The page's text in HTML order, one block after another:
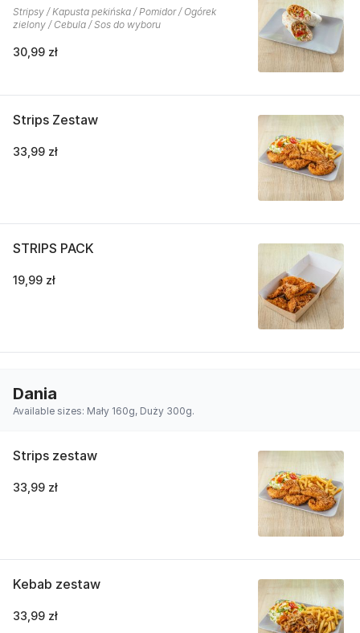
Stripsy / Kapusta pekińska / Pomidor / Ogórek
zielony / Cebula / Sos do wyboru
30,99 zł
Strips Zestaw
33,99 zł
STRIPS PACK
19,99 zł
Dania
Available sizes: Mały 160g, Duży 300g.
Strips zestaw
33,99 zł
Kebab zestaw
33,99 zł